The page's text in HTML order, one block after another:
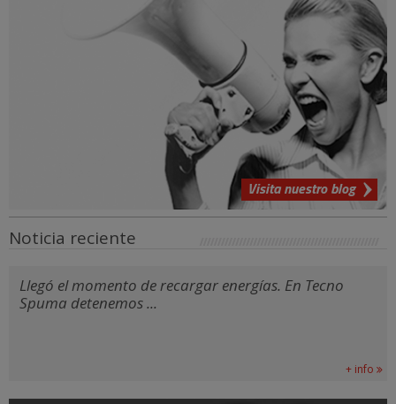
Visita nuestro blog
Noticia reciente
Llegó el momento de recargar energías. En Tecno
Spuma detenemos ...
+ info